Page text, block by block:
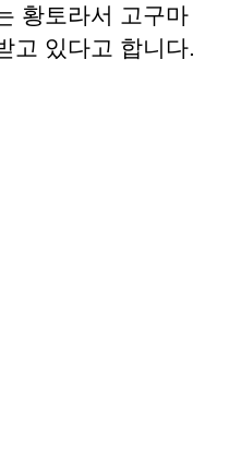
황토라서 고구마
고 있다고 합니다.